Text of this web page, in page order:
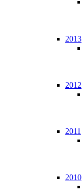
2013
2012
2011
2010